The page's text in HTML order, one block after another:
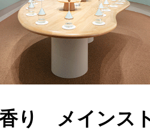
り メインス